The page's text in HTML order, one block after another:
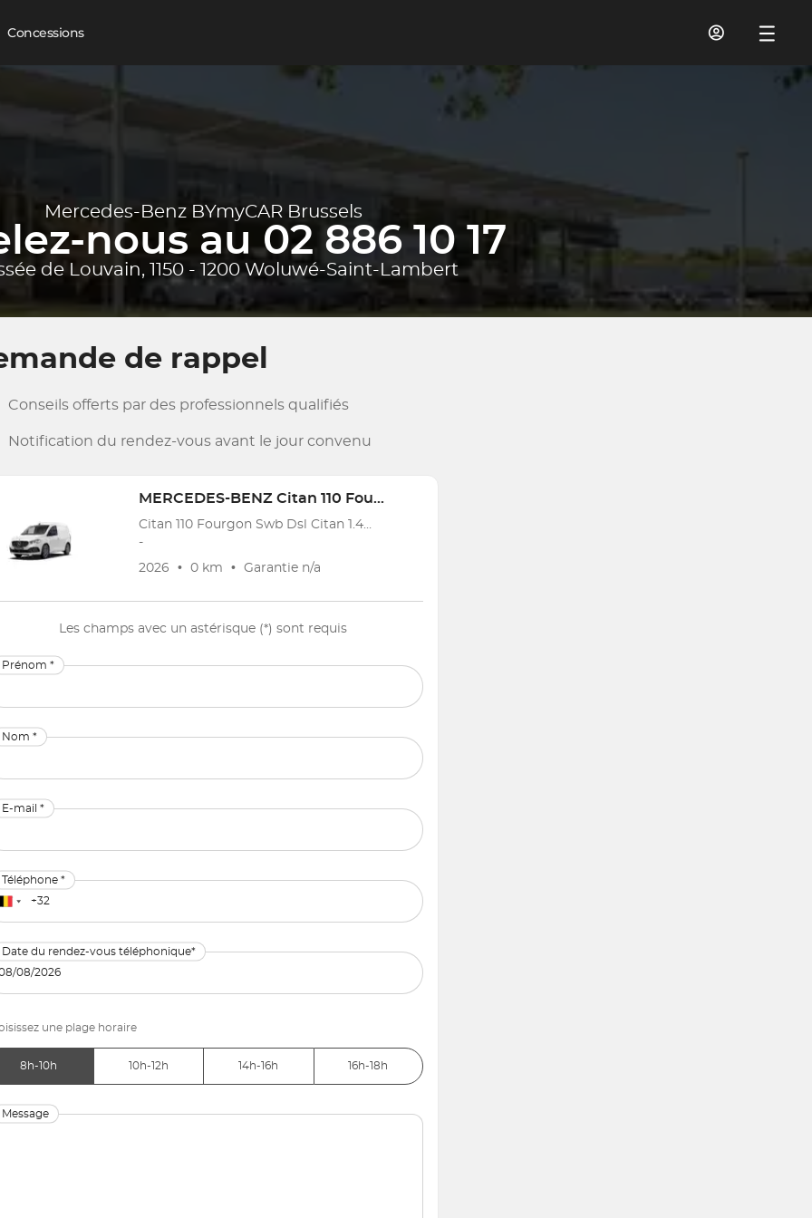
Concessions
Mercedes-Benz BYmyCAR Brussels
nous au 02 886 10 17
de Louvain, 1150 - 1200 Woluwé-Saint-Lambert
de rappel
Conseils offerts par des professionnels qualifiés
Notification du rendez-vous avant le jour convenu
MERCEDES-BENZ Citan 110 Fourgon Swb Dsl
Citan 110 Fourgon Swb Dsl Citan 1.4 CDI 110 A1 Pro S/S Aut.
-
2026 • 0 km • Garantie n/a
Les champs avec un astérisque (*) sont requis
Prénom *
Nom *
E-mail *
Téléphone *
Date du rendez-vous téléphonique*
une plage horaire
8h-10h 10h-12h 14h-16h 16h-18h
Message